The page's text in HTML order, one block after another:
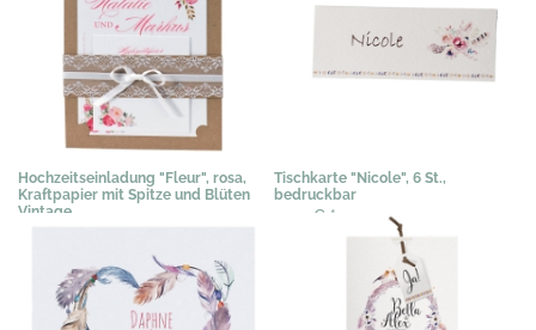
Hochzeitseinladung "Fleur", rosa,
Kraftpapier mit Spitze und Blüten
Vintage
Tischkarte "Nicole", 6 St.,
bedruckbar
3,03 € *